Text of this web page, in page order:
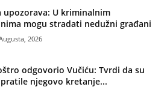
upozorava: U kriminalnim
mogu stradati nedužni građani
2026
odgovorio Vučiću: Tvrdi da su
njegovo kretanje...